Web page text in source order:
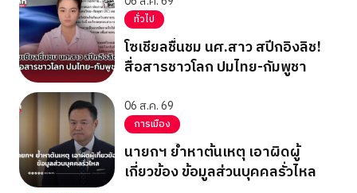
ทั่วไป
โซเชียลชื่นชม นศ.สาว สปีกอิงลิช!
สื่อสารชาวโลก ปมไทย-กัมพูชา
06 ส.ค. 69
การเมือง
นายกฯ ย้ำหาต้นเหตุ เอาผิดผู้
เกี่ยวข้อง ข้อมูลส่วนบุคคลรั่วไหล